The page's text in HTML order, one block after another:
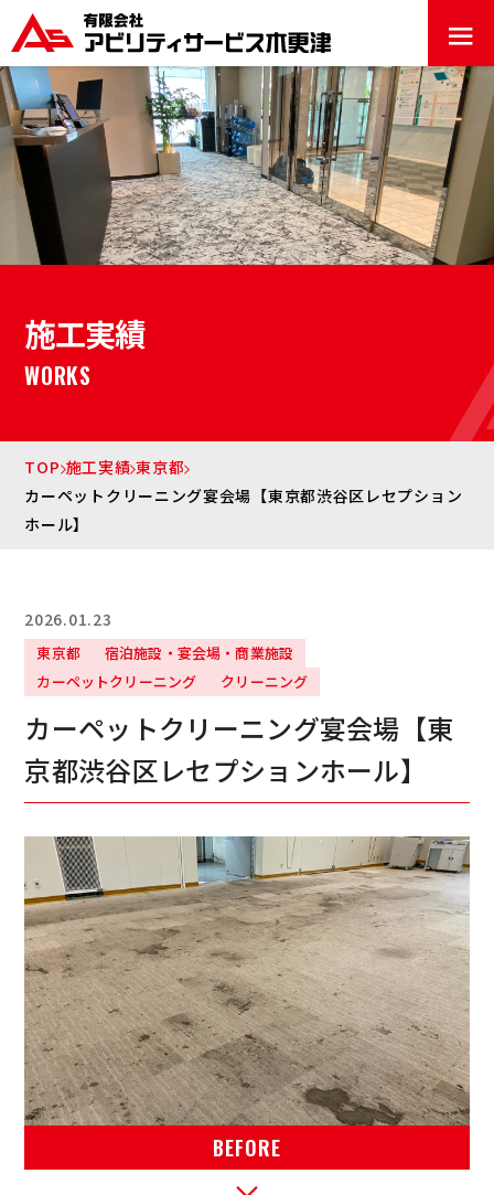
≡
施工実績
WORKS
TOP 施工実績 東京都
カーペットクリーニング宴会場【東京都渋谷区レセプション
ホール】
2026.01.23
東京都
宿泊施設・宴会場・商業施設
カーペットクリーニング
クリーニング
カーペットクリーニング宴会場【東
京都渋谷区レセプションホール】